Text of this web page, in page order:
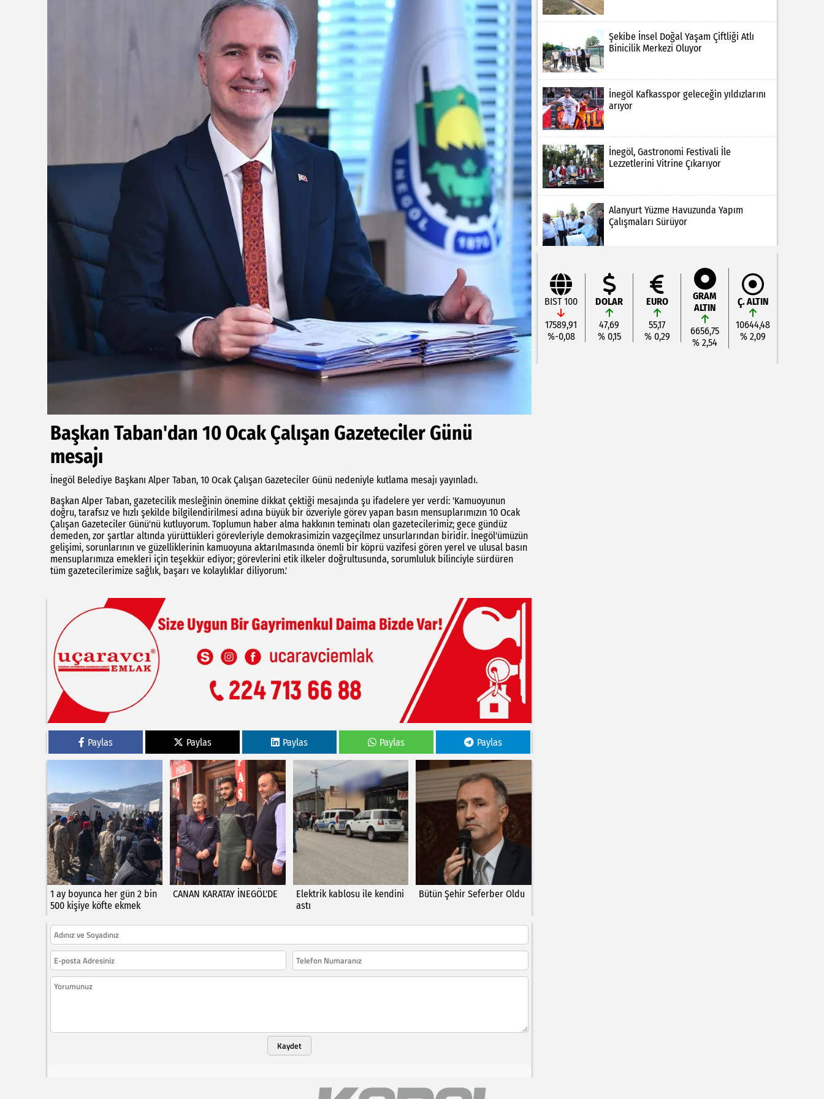
Başkan Taban'dan 10 Ocak Çalışan Gazeteciler Günü
mesajı
İnegöl Belediye Başkanı Alper Taban, 10 Ocak Çalışan Gazeteciler Günü nedeniyle kutlama mesajı yayınladı.
Başkan Alper Taban, gazetecilik mesleğinin önemine dikkat çektiği mesajında şu ifadelere yer verdi: 'Kamuoyunun
doğru, tarafsız ve hızlı şekilde bilgilendirilmesi adına büyük bir özveriyle görev yapan basın mensuplarımızın 10 Ocak
Çalışan Gazeteciler Günü'nü kutluyorum. Toplumun haber alma hakkının teminatı olan gazetecilerimiz; gece gündüz
demeden, zor şartlar altında yürüttükleri görevleriyle demokrasimizin vazgeçilmez unsurlarından biridir. İnegöl'ümüzün
gelişimi, sorunlarının ve güzelliklerinin kamuoyuna aktarılmasında önemli bir köprü vazifesi gören yerel ve ulusal basın
mensuplarımıza emekleri için teşekkür ediyor; görevlerini etik ilkeler doğrultusunda, sorumluluk bilinciyle sürdüren
tüm gazetecilerimize sağlık, başarı ve kolaylıklar diliyorum.'
Paylas Paylas Paylas Paylas Paylas
1 ay boyunca her gün 2 bin
500 kişiye köfte ekmek
CANAN KARATAY İNEGÖL'DE
Elektrik kablosu ile kendini
astı
Bütün Şehir Seferber Oldu
Kaydet
Şekibe İnsel Doğal Yaşam Çiftliği Atlı
Binicilik Merkezi Oluyor
İnegöl Kafkasspor geleceğin yıldızlarını
arıyor
İnegöl, Gastronomi Festivali İle
Lezzetlerini Vitrine Çıkarıyor
Alanyurt Yüzme Havuzunda Yapım
Çalışmaları Sürüyor
BIST 100
17589,91
%-0,08
DOLAR
47,69
% 0,15
EURO
55,17
% 0,29
GRAM
ALTIN
6656,75
% 2,54
Ç. ALTIN
10644,48
% 2,09